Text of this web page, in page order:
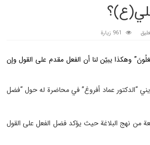
961 زيارة
وهکذا یبیّن لنا أن الفعل مقدم علی القول وإن
“الدكتور عماد أفروغ” في محاضرة له حول “فضل
من نهج البلاغة حیث یؤکد فضل الفعل علی القول